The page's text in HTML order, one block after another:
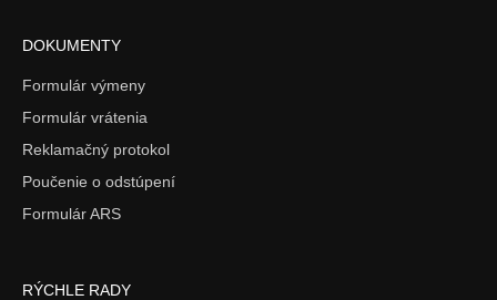
DOKUMENTY
Formulár výmeny
Formulár vrátenia
Reklamačný protokol
Poučenie o odstúpení
Formulár ARS
RÝCHLE RADY